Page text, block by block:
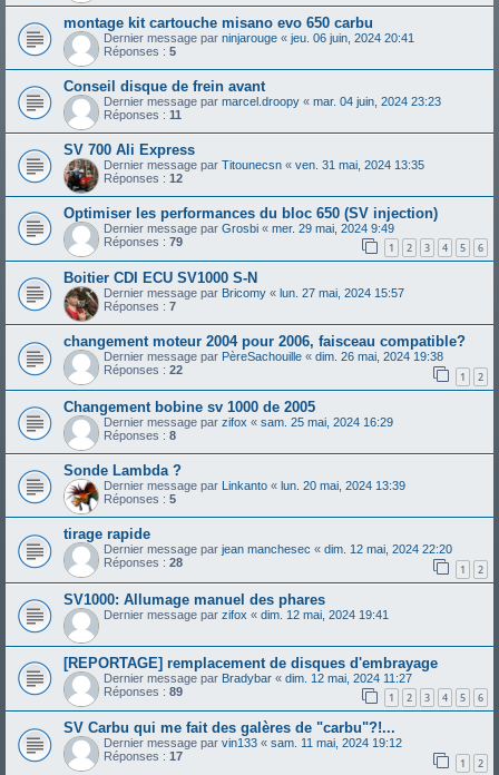
montage kit cartouche misano evo 650 carbu
Dernier message par ninjarouge « jeu. 06 juin, 2024 20:41
Réponses : 5
Conseil disque de frein avant
Dernier message par marcel.droopy « mar. 04 juin, 2024 23:23
Réponses : 11
SV 700 Ali Express
Dernier message par Titounecsn « ven. 31 mai, 2024 13:35
Réponses : 12
Optimiser les performances du bloc 650 (SV injection)
Dernier message par Grosbi « mer. 29 mai, 2024 9:49
Réponses : 79 1 2 3 4 5 6
Boitier CDI ECU SV1000 S-N
Dernier message par Bricomy « lun. 27 mai, 2024 15:57
Réponses : 7
changement moteur 2004 pour 2006, faisceau compatible?
Dernier message par PèreSachouille « dim. 26 mai, 2024 19:38
Réponses : 22 1 2
Changement bobine sv 1000 de 2005
Dernier message par zifox « sam. 25 mai, 2024 16:29
Réponses : 8
Sonde Lambda ?
Dernier message par Linkanto « lun. 20 mai, 2024 13:39
Réponses : 5
tirage rapide
Dernier message par jean manchesec « dim. 12 mai, 2024 22:20
Réponses : 28 1 2
SV1000: Allumage manuel des phares
Dernier message par zifox « dim. 12 mai, 2024 19:41
[REPORTAGE] remplacement de disques d'embrayage
Dernier message par Bradybar « dim. 12 mai, 2024 11:27
Réponses : 89 1 2 3 4 5 6
SV Carbu qui me fait des galères de "carbu"?!...
Dernier message par vin133 « sam. 11 mai, 2024 19:12
Réponses : 17 1 2